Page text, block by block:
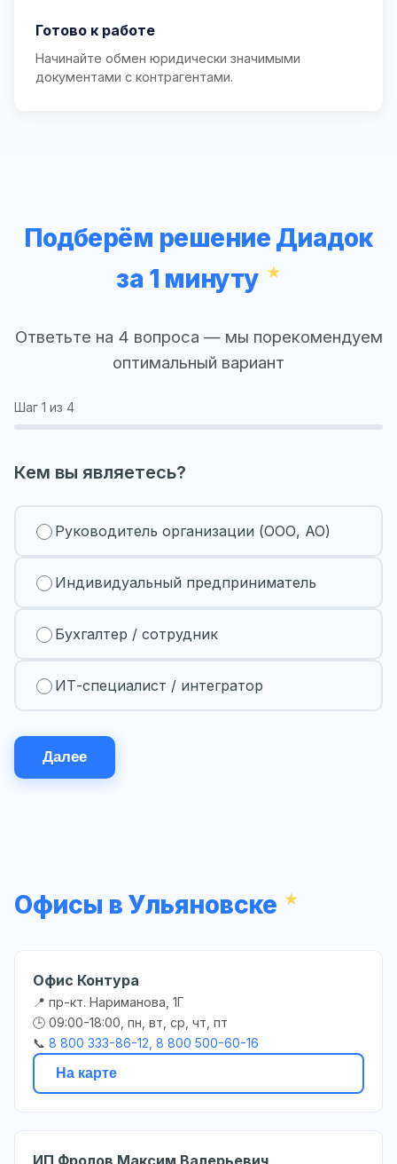
Готово к работе
Начинайте обмен юридически значимыми
документами с контрагентами.
Подберём решение Диадок
за 1 минуту
Ответьте на 4 вопроса — мы порекомендуем
оптимальный вариант
Шаг 1 из 4
Кем вы являетесь?
Руководитель организации (ООО, АО)
Индивидуальный предприниматель
Бухгалтер / сотрудник
ИТ-специалист / интегратор
Далее
Офисы в Ульяновске
Офис Контура
📍 пр-кт. Нариманова, 1Г
🕒 09:00-18:00, пн, вт, ср, чт, пт
📞 8 800 333-86-12, 8 800 500-60-16
На карте
ИП Фролов Максим Валерьевич